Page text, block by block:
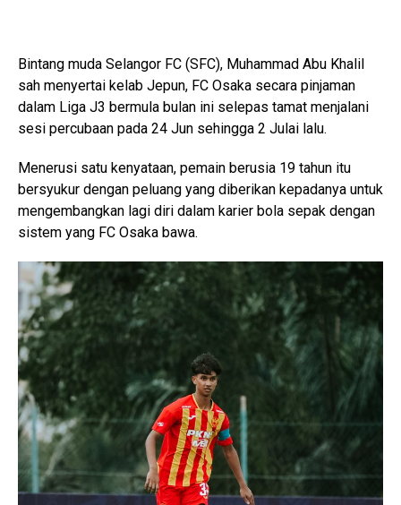
Bintang muda Selangor FC (SFC), Muhammad Abu Khalil
sah menyertai kelab Jepun, FC Osaka secara pinjaman
dalam Liga J3 bermula bulan ini selepas tamat menjalani
sesi percubaan pada 24 Jun sehingga 2 Julai lalu.
Menerusi satu kenyataan, pemain berusia 19 tahun itu
bersyukur dengan peluang yang diberikan kepadanya untuk
mengembangkan lagi diri dalam karier bola sepak dengan
sistem yang FC Osaka bawa.